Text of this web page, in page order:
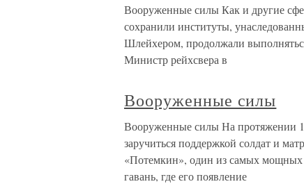
Вооруженные силы Как и другие
сохранили институты,
Шлейхером, продолжали
Министр рейхсвера в
Вооруженные силы
Вооруженные силы На протяжении
заручиться поддержкой солдат и
«Потемкин», один из самых мощных
гавань, где его появление